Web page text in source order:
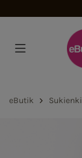
eButik Sukienki